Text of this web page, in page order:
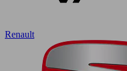
Renault